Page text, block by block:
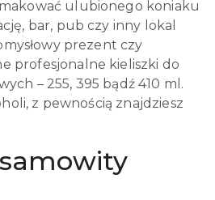
ulubionego koniaku
bar, pub czy inny lokal
prezent czy
profesjonalne kieliszki do
– 255, 395 bądź 410 ml.
z pewnością znajdziesz